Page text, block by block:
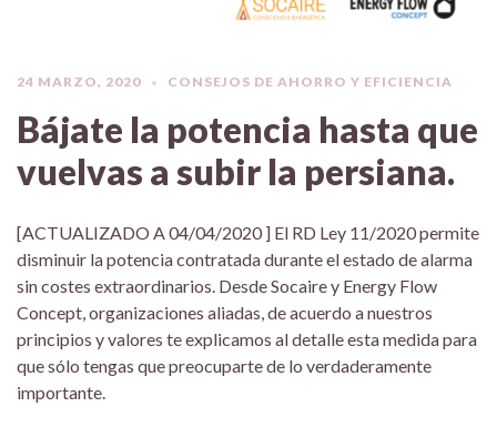
24 MARZO, 2020 CONSEJOS DE AHORRO Y EFICIENCIA
Bájate la potencia hasta que
vuelvas a subir la persiana.
[ACTUALIZADO A 04/04/2020 ] El RD Ley 11/2020 permite
disminuir la potencia contratada durante el estado de alarma
sin costes extraordinarios. Desde Socaire y Energy Flow
Concept, organizaciones aliadas, de acuerdo a nuestros
principios y valores te explicamos al detalle esta medida para
que sólo tengas que preocuparte de lo verdaderamente
importante.